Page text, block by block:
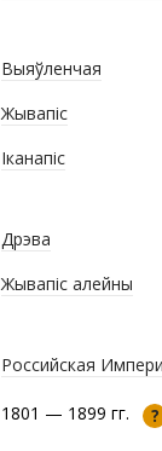
Выяўленчая
Жывапіс
Іканапіс
Дрэва
Жывапіс алейны
Российская
1801 — 1899 гг. ?